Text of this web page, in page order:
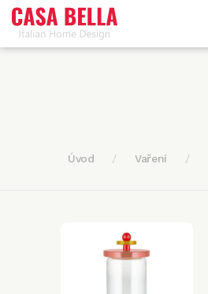
Úvod Vaření